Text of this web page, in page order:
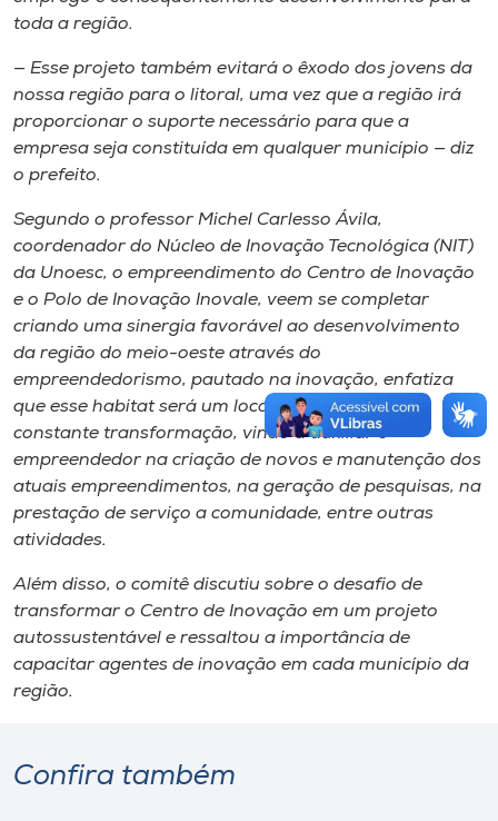
toda a região.
— Esse projeto também evitará o êxodo dos jovens da
nossa região para o litoral, uma vez que a região irá
proporcionar o suporte necessário para que a
empresa seja constituída em qualquer município — diz
o prefeito.
Segundo o professor Michel Carlesso Ávila,
coordenador do Núcleo de Inovação Tecnológica (NIT)
da Unoesc, o empreendimento do Centro de Inovação
e o Polo de Inovação Inovale, veem se completar
criando uma sinergia favorável ao desenvolvimento
da região do meio-oeste através do
empreendedorismo, pautado na inovação, enfatiza
que esse habitat será um local dinâmico e em
constante transformação, vindo a auxiliar o
empreendedor na criação de novos e manutenção dos
atuais empreendimentos, na geração de pesquisas, na
prestação de serviço a comunidade, entre outras
atividades.
Além disso, o comitê discutiu sobre o desafio de
transformar o Centro de Inovação em um projeto
autossustentável e ressaltou a importância de
capacitar agentes de inovação em cada município da
região.
Confira também